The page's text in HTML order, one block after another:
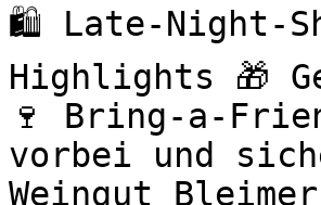
🛍️ Late-Night-
Highlights 🎁
🍷 Bring-a-
vorbei und
Weingut